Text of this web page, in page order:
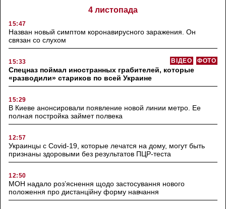
4 листопада
15:47
Назван новый симптом коронавирусного заражения. Он
связан со слухом
15:33 ФОТО
ВІДЕО
Спецназ поймал иностранных грабителей, которые
«разводили» стариков по всей Украине
15:29
В Киеве анонсировали появление новой линии метро. Ее
полная постройка займет полвека
12:57
Украинцы с Covid-19, которые лечатся на дому, могут быть
признаны здоровыми без результатов ПЦР-теста
12:50
МОН надало роз’яснення щодо застосування нового
положення про дистанційну форму навчання